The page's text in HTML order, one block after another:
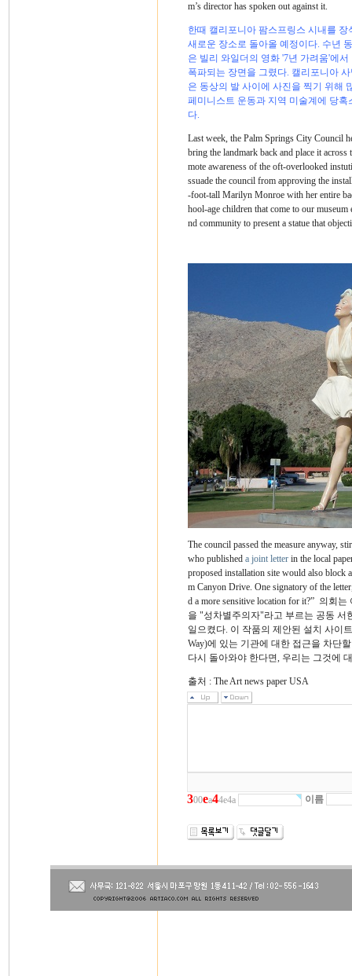
m’s director has spoken out against it.
한때 캘리포니아 팜스프링스 시내를
새로운 장소로 돌아올 예정이다. 수년
은 빌리 와일더의 영화 '7년 가려움'에
폭파되는 장면을 그렸다. 캘리포니아
은 동상의 발 사이에 사진을 찍기 위해
페미니스트 운동과 지역 미술계에 당
다.
Last week, the Palm Springs City Council
bring the landmark back and place it
mote awareness of the oft-overlooked
ssuade the council from approving the
-foot-tall Marilyn Monroe with her entire
hool-age children that come to our
nd community to present a statue that
The council passed the measure anyway,
who published a joint letterin the local
proposed installation site would also block
m Canyon Drive. One signatory of the
d a more sensitive location for it?” 의회는
을 "성차별주의자"라고 부르는 공동 서
일으켰다. 이 작품의 제안된 설치 사이
Way)에 있는 기관에 대한 접근을 차단
다시 돌아와야 한다면, 우리는 그것에
출처 : The Art news paper USA
300ea44e4a 이름